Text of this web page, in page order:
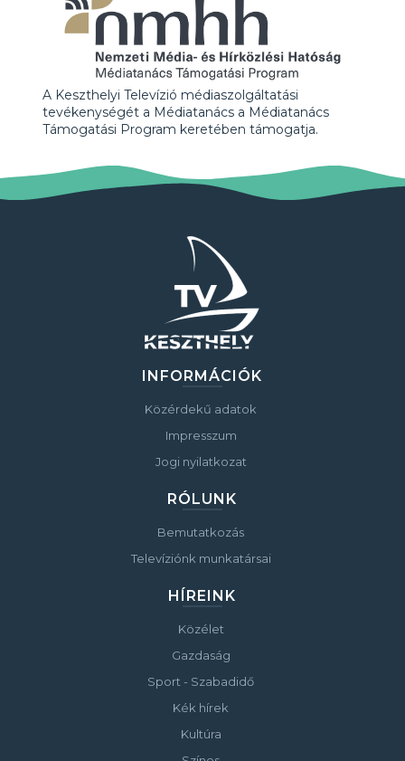
A Keszthelyi Televízió médiaszolgáltatási
tevékenységét a Médiatanács a Médiatanács
Támogatási Program keretében támogatja.
INFORMÁCIÓK
Közérdekű adatok
Impresszum
Jogi nyilatkozat
RÓLUNK
Bemutatkozás
Televíziónk munkatársai
HÍREINK
Közélet
Gazdaság
Sport - Szabadidő
Kék hírek
Kultúra